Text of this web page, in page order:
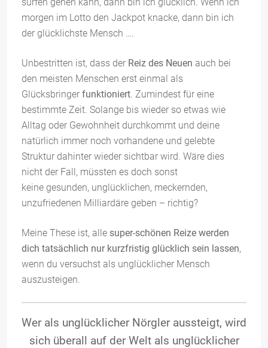
morgen im Lotto den Jackpot knacke, dann bin ich
der glücklichste Mensch ….
Unbestritten ist, dass der Reiz des Neuen auch bei
den meisten Menschen erst einmal als
Glücksbringer funktioniert. Zumindest für eine
bestimmte Zeit. Solange bis wieder so etwas wie
Alltag oder Gewohnheit durchkommt und deine
natürlich immer noch vorhandene und gelebte
Struktur dahinter wieder sichtbar wird. Wäre dies
nicht der Fall, müssten es doch sonst
keine gesunden, unglücklichen, meckernden,
unzufriedenen Milliardäre geben – richtig?
Meine These ist, alle super-schönen Reize werden
dich tatsächlich nur kurzfristig glücklich sein lassen,
wenn du versuchst als unglücklicher Mensch
auszusteigen.
Wer als unglücklicher Nörgler aussteigt, wird
sich überall auf der Welt als unglücklicher